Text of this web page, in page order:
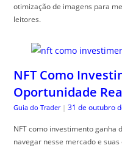
otimização de imagens para
leitores.
NFT Como
Oportunidade
Guia do Trader | 31 de outubro
NFT como investimento ganha
navegar nesse mercado e